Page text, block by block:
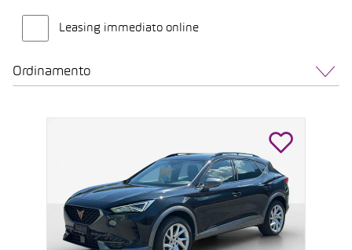
Leasing immediato online
Ordinamento